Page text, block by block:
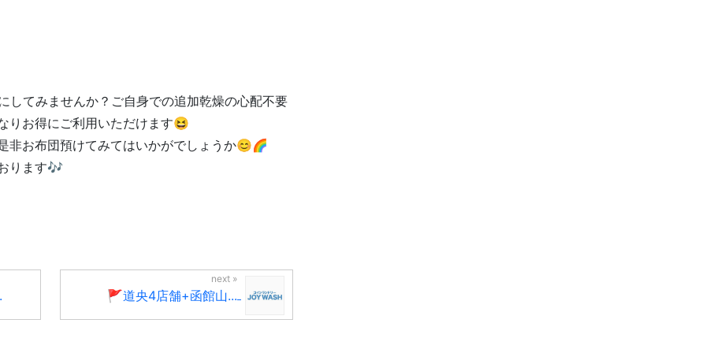
てみませんか？ご自身での追加乾燥の心配不要
りお得にご利用いただけます😆
非お布団預けてみてはいかがでしょうか😊🌈
ります🎶
🚩道央4店舗+函館山...